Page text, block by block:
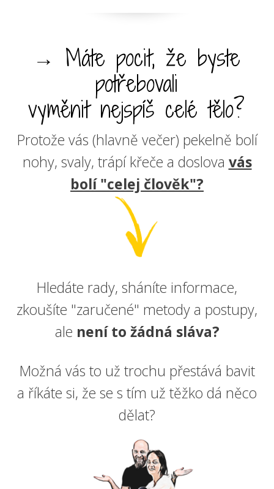
→ Máte pocit, že byste
potřebovali
vyměnit nejspíš celé tělo?
Protože vás (hlavně večer) pekelně bolí
nohy, svaly, trápí křeče a doslova vás
bolí "celej člověk"?
Hledáte rady, sháníte informace,
zkoušíte "zaručené" metody a postupy,
ale není to žádná sláva?
Možná vás to už trochu přestává bavit
a říkáte si, že se s tím už těžko dá něco
dělat?